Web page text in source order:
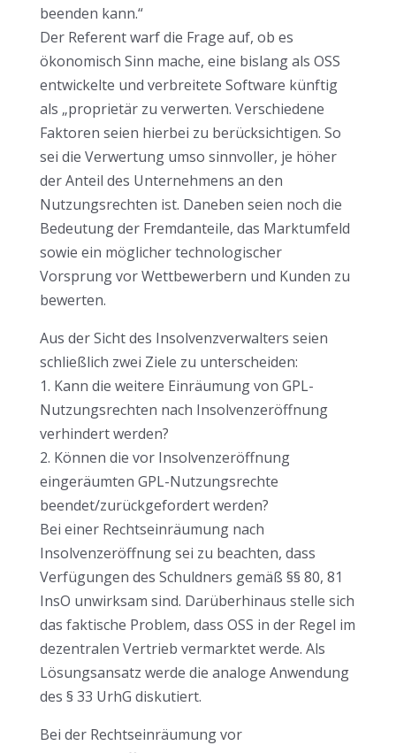
beenden kann.“
Der Referent warf die Frage auf, ob es
ökonomisch Sinn mache, eine bislang als OSS
entwickelte und verbreitete Software künftig
als „proprietär zu verwerten. Verschiedene
Faktoren seien hierbei zu berücksichtigen. So
sei die Verwertung umso sinnvoller, je höher
der Anteil des Unternehmens an den
Nutzungsrechten ist. Daneben seien noch die
Bedeutung der Fremdanteile, das Marktumfeld
sowie ein möglicher technologischer
Vorsprung vor Wettbewerbern und Kunden zu
bewerten.
Aus der Sicht des Insolvenzverwalters seien
schließlich zwei Ziele zu unterscheiden:
1. Kann die weitere Einräumung von GPL-
Nutzungsrechten nach Insolvenzeröffnung
verhindert werden?
2. Können die vor Insolvenzeröffnung
eingeräumten GPL-Nutzungsrechte
beendet/zurückgefordert werden?
Bei einer Rechtseinräumung nach
Insolvenzeröffnung sei zu beachten, dass
Verfügungen des Schuldners gemäß §§ 80, 81
InsO unwirksam sind. Darüberhinaus stelle sich
das faktische Problem, dass OSS in der Regel im
dezentralen Vertrieb vermarktet werde. Als
Lösungsansatz werde die analoge Anwendung
des § 33 UrhG diskutiert.
Bei der Rechtseinräumung vor